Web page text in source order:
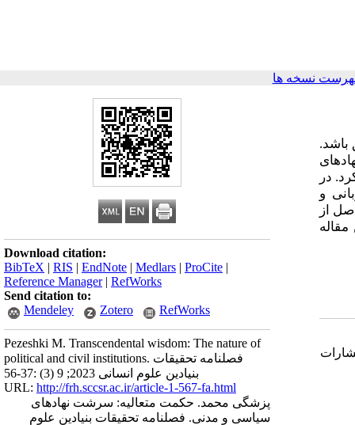
نسخه ها
Download citation:
BibTeX | RIS | EndNote | Medlars | ProCite |
Reference Manager| RefWorks
Send citation to:
Mendeley
Zotero RefWorks
Pezeshki M. Transcendental wisdom: The nature of
political and civil institutions. فصلنامه تحقیقات
بنیادین علوم انسانی 2023; 9 (3) :37-56
URL: http://frh.sccsr.ac.ir/article-1-567-fa.html
پزشگی محمد. حکمت متعالیه: سرشت نهادهای
سیاسی و مدنی. فصلنامه تحقیقات بنیادین علوم
باشد.
در
و
از